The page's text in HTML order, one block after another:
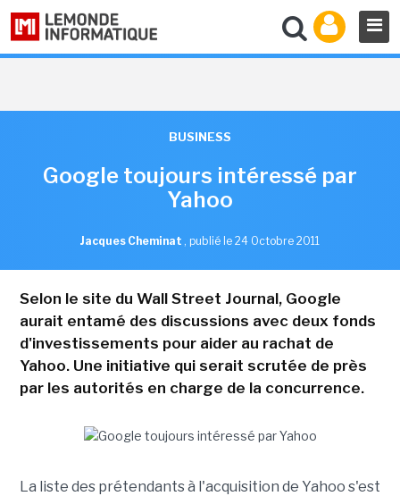
BUSINESS
Google toujours intéressé par
Yahoo
Jacques Cheminat , publié le 24 Octobre 2011
Selon le site du Wall Street Journal, Google
aurait entamé des discussions avec deux fonds
d'investissements pour aider au rachat de
Yahoo. Une initiative qui serait scrutée de près
par les autorités en charge de la concurrence.
La liste des prétendants à l'acquisition de Yahoo s'est